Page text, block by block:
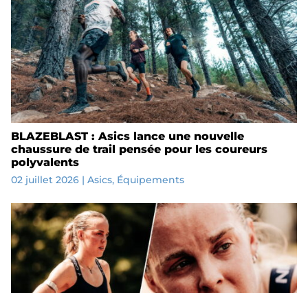
BLAZEBLAST : Asics lance une nouvelle
chaussure de trail pensée pour les coureurs
polyvalents
02 juillet 2026| Asics, Équipements